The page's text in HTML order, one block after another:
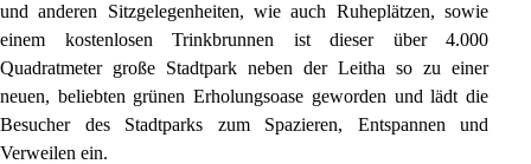
und anderen Sitzgelegenheiten, wie auch Ruheplätzen, sowie
einem kostenlosen Trinkbrunnen ist dieser über 4.000
Quadratmeter große Stadtpark neben der Leitha so zu einer
neuen, beliebten grünen Erholungsoase geworden und lädt die
Besucher des Stadtparks zum Spazieren, Entspannen und
Verweilen ein.